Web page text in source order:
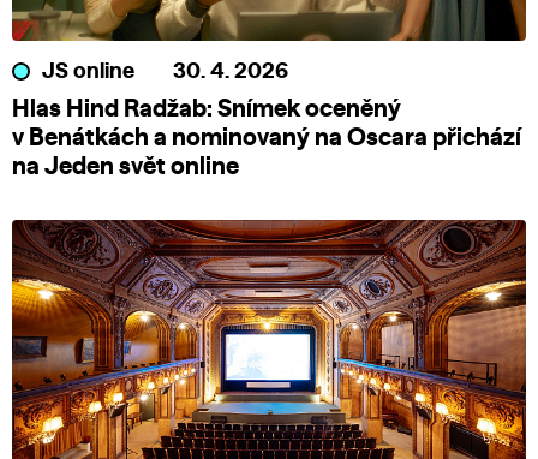
JS online 30. 4. 2026
Hlas Hind Radžab: Snímek oceněný
v Benátkách a nominovaný na Oscara přichází
na Jeden svět online